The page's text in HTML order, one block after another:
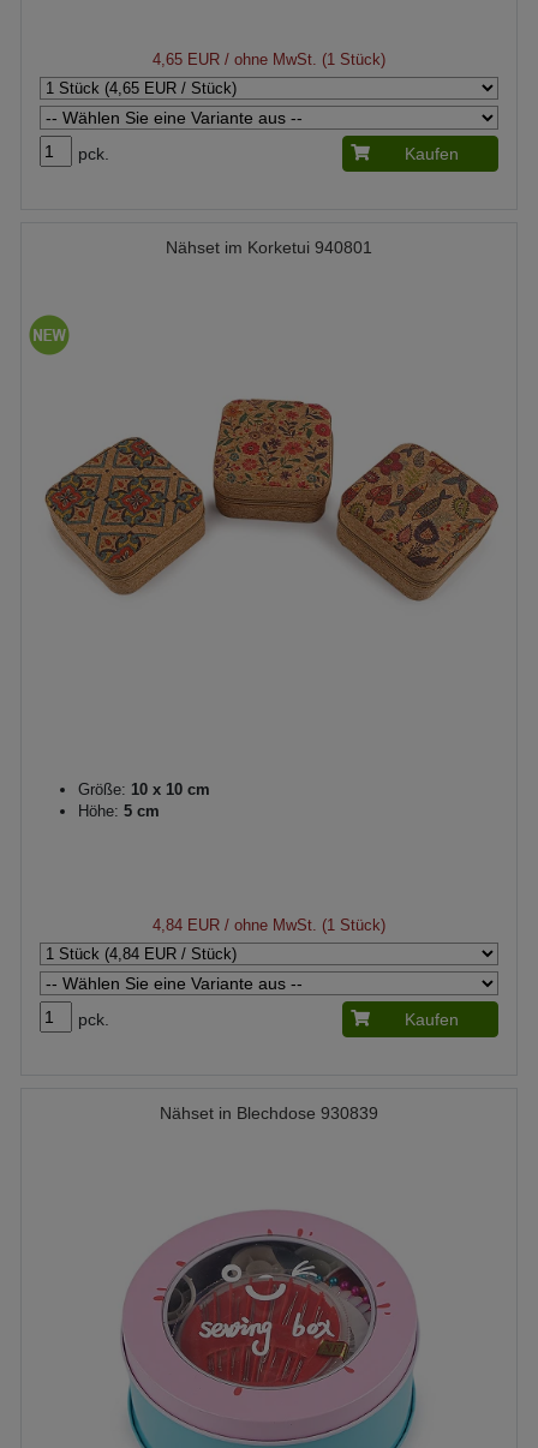
4,65 EUR / ohne MwSt. (1 Stück)
pck. Kaufen
Nähset im Korketui 940801
Größe: 10 x 10 cm
Höhe: 5 cm
4,84 EUR / ohne MwSt. (1 Stück)
pck. Kaufen
Nähset in Blechdose 930839